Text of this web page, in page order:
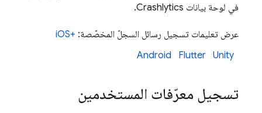
في لوحة بيانات Crashlytics
.
عرض تعليمات تسجيل رسائل السجلّ المخصّصة: iOS+
Android
Flutter Unity
تسجيل معرّفات المستخدمين